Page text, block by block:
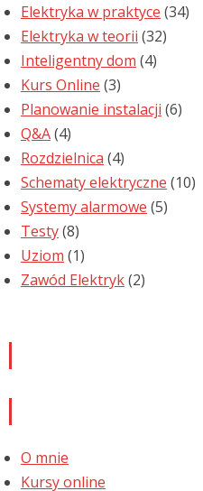
Elektryka w praktyce (34)
Elektryka w teorii (32)
Inteligentny dom (4)
Kurs Online (3)
Planowanie instalacji (6)
Q&A(4)
Rozdzielnica (4)
Schematy elektryczne (10)
Systemy alarmowe (5)
Testy(8)
Uziom (1)
Zawód Elektryk(2)
O mnie
Kursy online